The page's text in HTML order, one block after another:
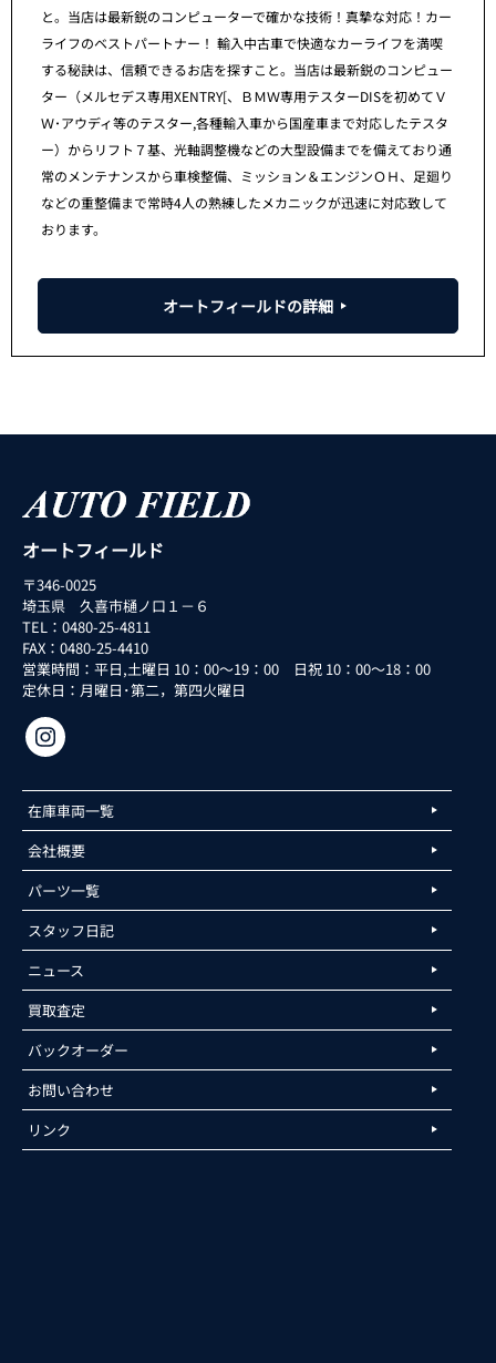
と。当店は最新鋭のコンピューターで確かな技術！真摯な対応！カー
ライフのベストパートナー！ 輸入中古車で快適なカーライフを満喫
する秘訣は、信頼できるお店を探すこと。当店は最新鋭のコンピュー
ター（メルセデス専用XENTRY[、ＢＭＷ専用テスターDISを初めてＶ
Ｗ･アウディ等のテスター,各種輸入車から国産車まで対応したテスタ
ー）からリフト７基、光軸調整機などの大型設備までを備えており通
常のメンテナンスから車検整備、ミッション＆エンジンＯＨ、足廻り
などの重整備まで常時4人の熟練したメカニックが迅速に対応致して
おります。
オートフィールドの詳細
オートフィールド
〒346-0025
埼玉県 久喜市樋ノ口１－６
TEL：0480-25-4811
FAX：0480-25-4410
営業時間：平日,土曜日 10：00～19：00 日祝 10：00～18：00
定休日：月曜日･第二，第四火曜日
在庫車両一覧
会社概要
パーツ一覧
スタッフ日記
ニュース
買取査定
バックオーダー
お問い合わせ
リンク